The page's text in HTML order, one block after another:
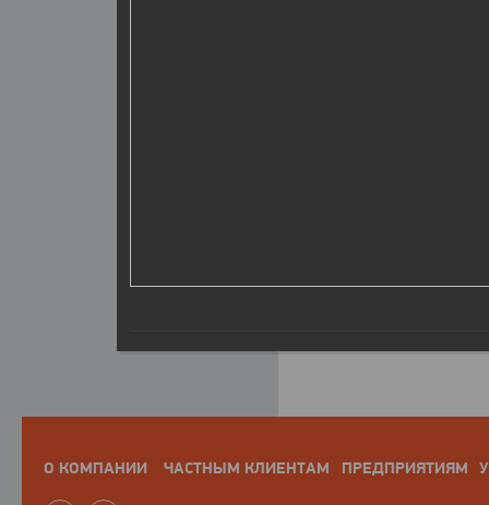
О КОМПАНИИ ЧАСТНЫМ КЛИЕНТАМ ПРЕДПРИЯТИЯМ